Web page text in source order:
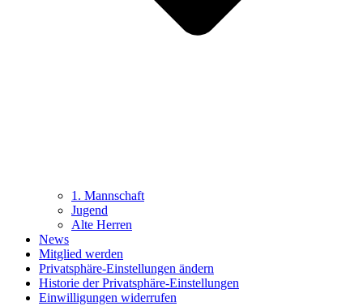
1. Mannschaft
Jugend
Alte Herren
News
Mitglied werden
Privatsphäre-Einstellungen ändern
Historie der Privatsphäre-Einstellungen
Einwilligungen widerrufen